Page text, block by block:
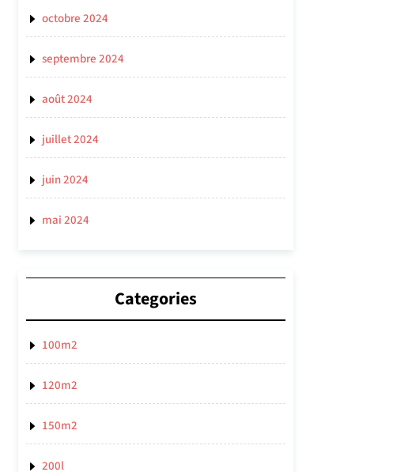
octobre 2024
septembre 2024
août 2024
juillet 2024
juin 2024
mai 2024
Categories
100m2
120m2
150m2
200l